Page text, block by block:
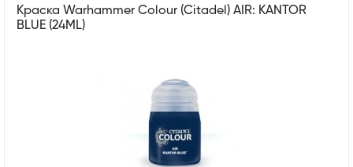
Краска Warhammer Colour (Citadel) AIR: KANTOR
BLUE (24ML)